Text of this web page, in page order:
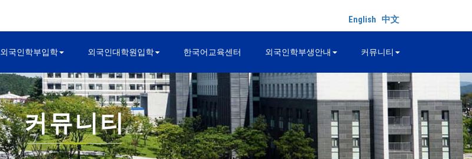
English 中文
외국인학부입학 외국인대학원입학 한국어교육센터 외국인학부생안내 커뮤니티
커뮤니티